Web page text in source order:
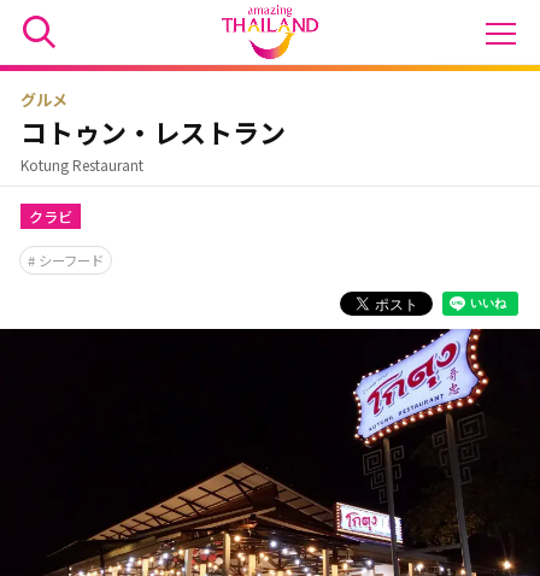
グルメ
コトゥン・レストラン
Kotung Restaurant
クラビ
シーフード